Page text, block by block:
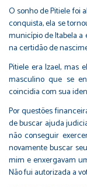
O sonho de Pitiele foi
conquista, ela se
município de Itabela
na certidão de
Pitiele era Izael, mas
masculino que se
coincidia com sua
Por questões
de buscar ajuda
não conseguir
novamente buscar
mim e enxergavam
Não fui autorizada a